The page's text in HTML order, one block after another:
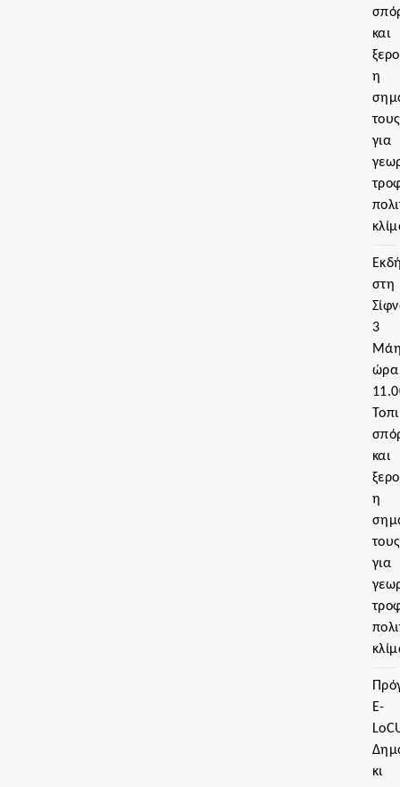
και
η
τους
για
στη
3
ώρα
και
η
τους
για
Ε-
κι